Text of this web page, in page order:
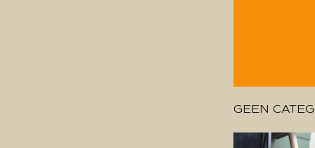
GEEN